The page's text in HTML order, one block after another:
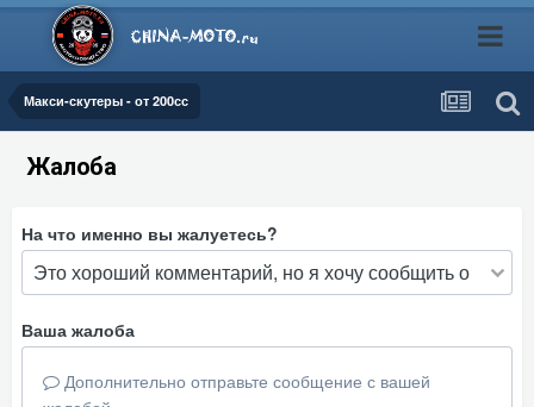
Макси-скутеры - от 200сс
Жалоба
На что именно вы жалуетесь?
Ваша жалоба
Дополнительно отправьте сообщение с вашей